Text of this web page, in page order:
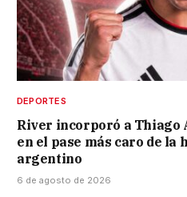
DEPORTES
River incorporó a Thiago
en el pase más caro de la
argentino
6 de agosto de 2026